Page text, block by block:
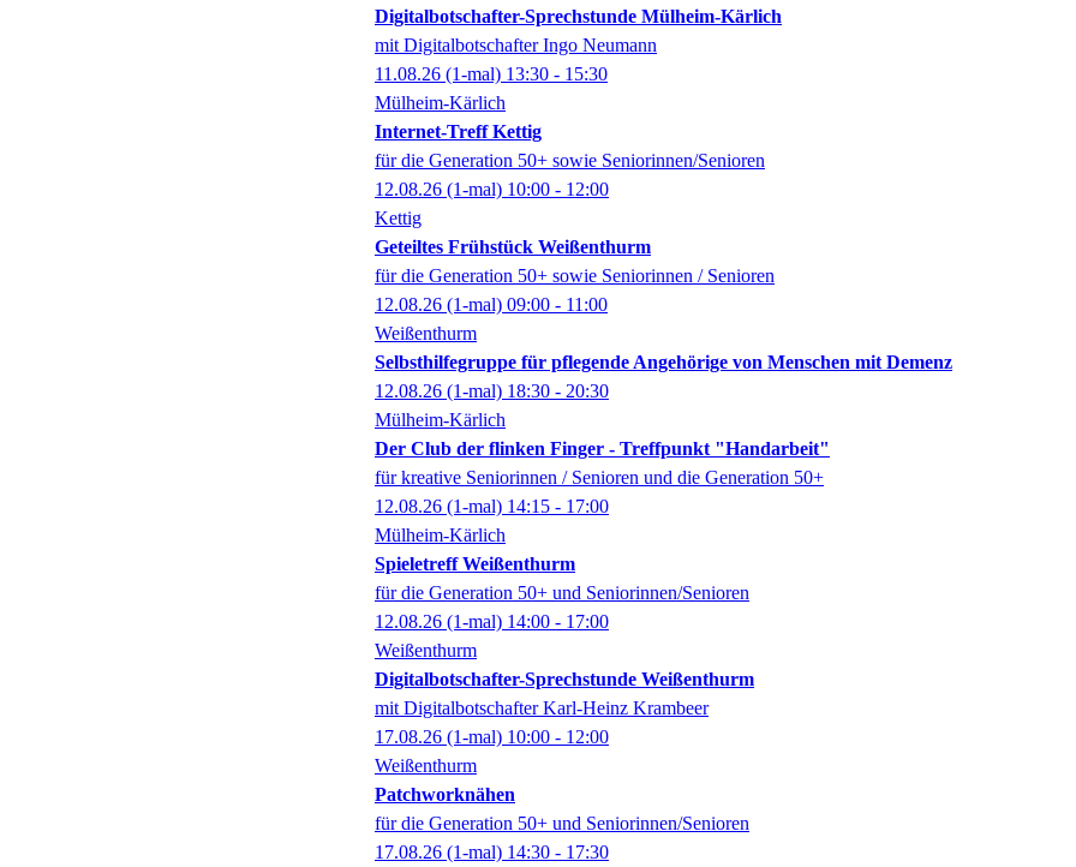
Digitalbotschafter-Sprechstunde Mülheim-Kärlich
mit Digitalbotschafter Ingo Neumann
11.08.26 (1-mal) 13:30 - 15:30
Mülheim-Kärlich
Internet-Treff Kettig
für die Generation 50+ sowie Seniorinnen/Senioren
12.08.26 (1-mal) 10:00 - 12:00
Kettig
Geteiltes Frühstück Weißenthurm
für die Generation 50+ sowie Seniorinnen / Senioren
12.08.26 (1-mal) 09:00 - 11:00
Weißenthurm
Selbsthilfegruppe für pflegende Angehörige von Menschen mit Demenz
12.08.26 (1-mal) 18:30 - 20:30
Mülheim-Kärlich
Der Club der flinken Finger - Treffpunkt "Handarbeit"
für kreative Seniorinnen / Senioren und die Generation 50+
12.08.26 (1-mal) 14:15 - 17:00
Mülheim-Kärlich
Spieletreff Weißenthurm
für die Generation 50+ und Seniorinnen/Senioren
12.08.26 (1-mal) 14:00 - 17:00
Weißenthurm
Digitalbotschafter-Sprechstunde Weißenthurm
mit Digitalbotschafter Karl-Heinz Krambeer
17.08.26 (1-mal) 10:00 - 12:00
Weißenthurm
Patchworknähen
für die Generation 50+ und Seniorinnen/Senioren
17.08.26 (1-mal) 14:30 - 17:30